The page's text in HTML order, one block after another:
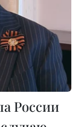
России